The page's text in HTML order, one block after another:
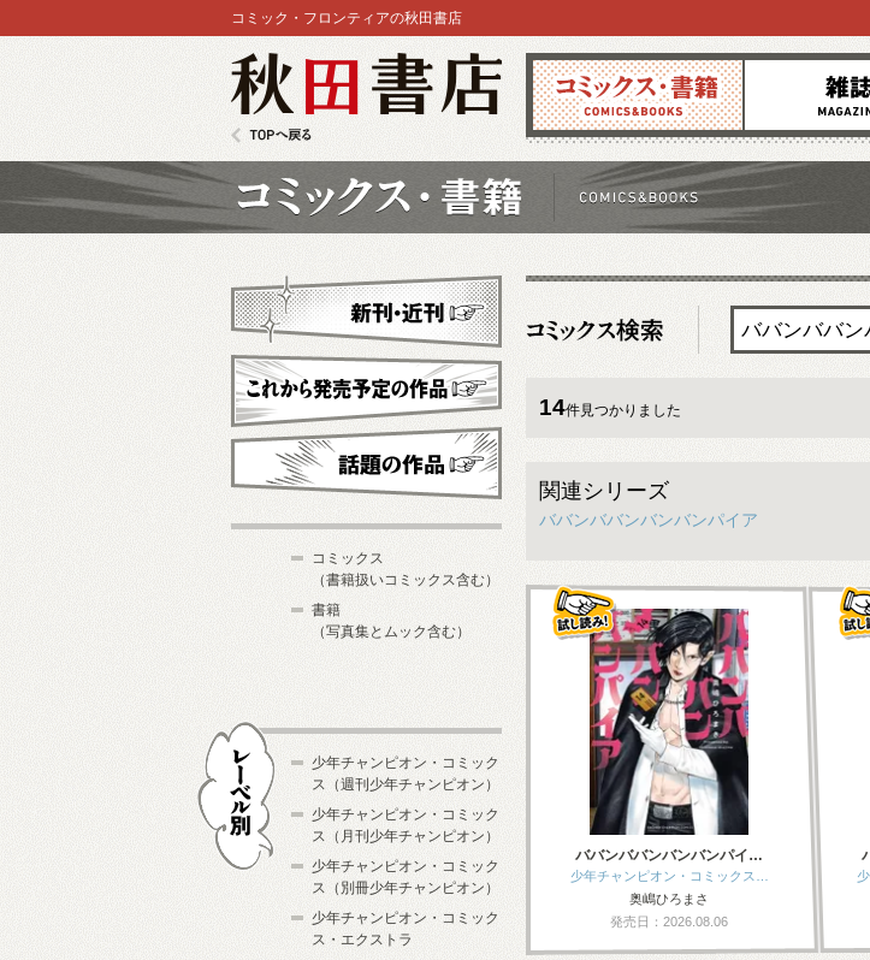
コミックス 雑誌
コミック・フロンティアの秋田書店
14件見つかりました
関連シリーズ
ババンババンバンバンパイア
ババンババンバンバンパイ…
少年チャンピオン・コミックス…
奥嶋ひろまさ
発売日：2026.08.06
新刊・近刊
これから発売予定
コミックス
（書籍扱いコミックス含む）
書籍
（写真集とムック含む）
少年チャンピオン・コミック
ス（週刊少年チャンピオン）
少年チャンピオン・コミック
ス（月刊少年チャンピオン）
少年チャンピオン・コミック
ス（別冊少年チャンピオン）
少年チャンピオン・コミック
ス・エクストラ